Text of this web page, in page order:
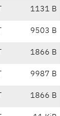
1131 B
9503 B
1866 B
9987 B
1866 B